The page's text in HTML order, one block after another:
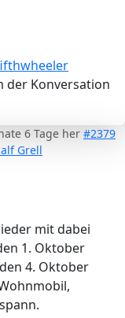
der Konversation
6 Tage her #2379
Grell
mit dabei
1. Oktober
4. Oktober